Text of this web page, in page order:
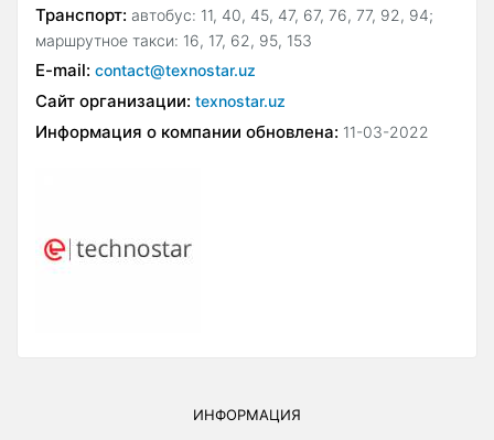
Транспорт: автобус: 11, 40, 45, 47, 67, 76, 77, 92, 94;
маршрутное такси: 16, 17, 62, 95, 153
E-mail: contact@texnostar.uz
Сайт организации: texnostar.uz
Информация о компании обновлена: 11-03-2022
ИНФОРМАЦИЯ